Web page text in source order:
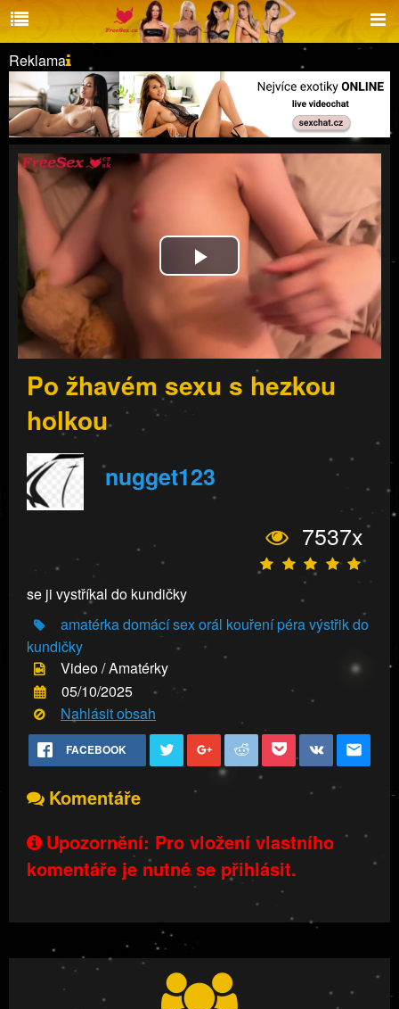
Reklama
Play
Video
Po žhavém sexu s hezkou
holkou
nugget123
7537x
se ji vystříkal do kundičky
amatérkadomácí sexorál kouření péravýstřik do
kundičky
Video / Amatérky
05/10/2025
Nahlásit obsah
FACEBOOK
Komentáře
Upozornění: Pro vložení vlastního
komentáře je nutné se přihlásit.